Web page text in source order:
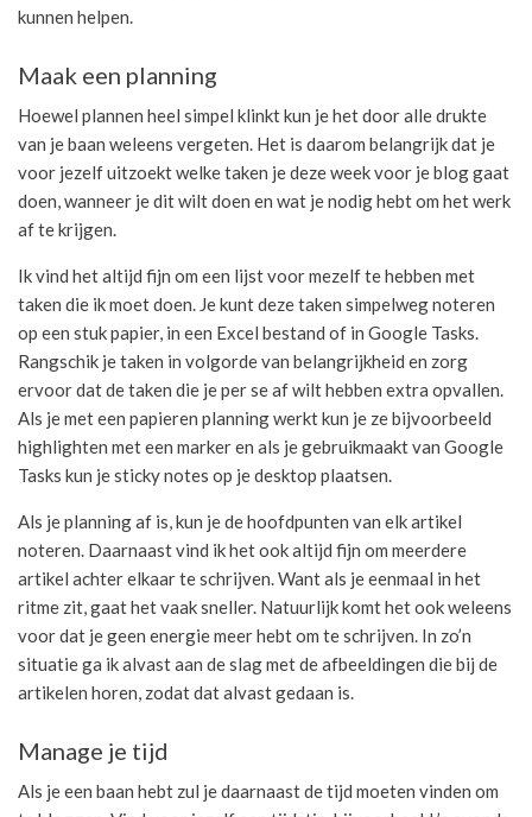
kunnen helpen.
Maak een planning
Hoewel plannen heel simpel klinkt kun je het door alle drukte
van je baan weleens vergeten. Het is daarom belangrijk dat je
voor jezelf uitzoekt welke taken je deze week voor je blog gaat
doen, wanneer je dit wilt doen en wat je nodig hebt om het werk
af te krijgen.
Ik vind het altijd fijn om een lijst voor mezelf te hebben met
taken die ik moet doen. Je kunt deze taken simpelweg noteren
op een stuk papier, in een Excel bestand of in Google Tasks.
Rangschik je taken in volgorde van belangrijkheid en zorg
ervoor dat de taken die je per se af wilt hebben extra opvallen.
Als je met een papieren planning werkt kun je ze bijvoorbeeld
highlighten met een marker en als je gebruikmaakt van Google
Tasks kun je sticky notes op je desktop plaatsen.
Als je planning af is, kun je de hoofdpunten van elk artikel
noteren. Daarnaast vind ik het ook altijd fijn om meerdere
artikel achter elkaar te schrijven. Want als je eenmaal in het
ritme zit, gaat het vaak sneller. Natuurlijk komt het ook weleens
voor dat je geen energie meer hebt om te schrijven. In zo’n
situatie ga ik alvast aan de slag met de afbeeldingen die bij de
artikelen horen, zodat dat alvast gedaan is.
Manage je tijd
Als je een baan hebt zul je daarnaast de tijd moeten vinden om